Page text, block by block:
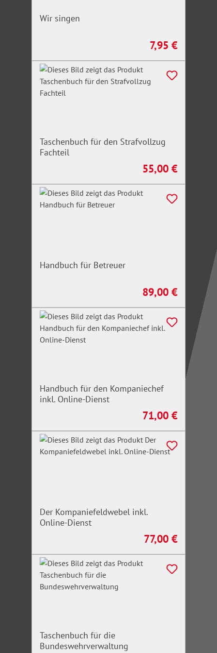
Wir singen
Regulärer Preis:
7,95 €
Taschenbuch für den Strafvollzug
Fachteil
Regulärer Preis:
55,00 €
Handbuch für Betreuer
Regulärer Preis:
89,00 €
Handbuch für den Kompaniechef
inkl. Online-Dienst
Regulärer Preis:
71,00 €
Der Kompaniefeldwebel inkl.
Online-Dienst
Regulärer Preis:
77,00 €
Taschenbuch für die
Bundeswehrverwaltung